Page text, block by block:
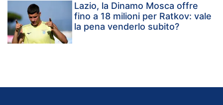
Lazio, la Dinamo Mosca offre
fino a 18 milioni per Ratkov: vale
la pena venderlo subito?